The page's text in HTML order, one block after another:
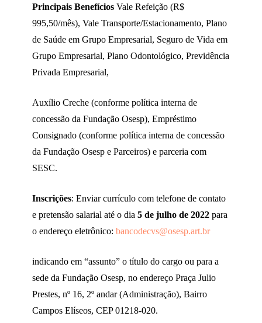
Principais Benefícios Vale Refeição (R$
995,50/mês), Vale Transporte/Estacionamento, Plano
de Saúde em Grupo Empresarial, Seguro de Vida em
Grupo Empresarial, Plano Odontológico, Previdência
Privada Empresarial,
Auxílio Creche (conforme política interna de
concessão da Fundação Osesp), Empréstimo
Consignado (conforme política interna de concessão
da Fundação Osesp e Parceiros) e parceria com
SESC.
Inscrições: Enviar currículo com telefone de contato
e pretensão salarial até o dia 5 de julho de 2022 para
o endereço eletrônico: bancodecvs@osesp.art.br
indicando em “assunto” o título do cargo ou para a
sede da Fundação Osesp, no endereço Praça Julio
Prestes, nº 16, 2º andar (Administração), Bairro
Campos Elíseos, CEP 01218-020.